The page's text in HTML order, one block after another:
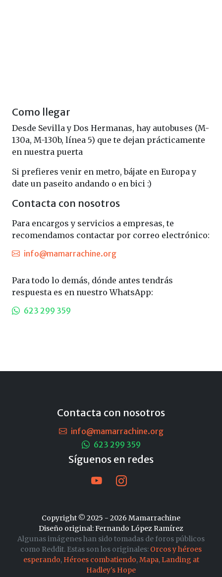
Como llegar
Desde Sevilla y Dos Hermanas, hay autobuses (M-
130a, M-130b, línea 5) que te dejan prácticamente
en nuestra puerta
Si prefieres venir en metro, bájate en Europa y
date un paseito andando o en bici :)
Contacta con nosotros
Para encargos y servicios a empresas, te
recomendamos contactar por correo electrónico:
info@mamarrachine.org
Para todo lo demás, dónde antes tendrás
respuesta es en nuestro WhatsApp:
623 299 359
Contacta con nosotros
info@mamarrachine.org
623 299 359
Síguenos en redes
Copyright © 2025 - 2026 Mamarrachine
Diseño original: Fernando López Ramírez
Algunas imágenes han sido tomadas de foros públicos
como Reddit. Estas son los originales: Orcos y héroes
esperando, Héroes combatiendo,Mapa, Landing at
Hadley's Hope